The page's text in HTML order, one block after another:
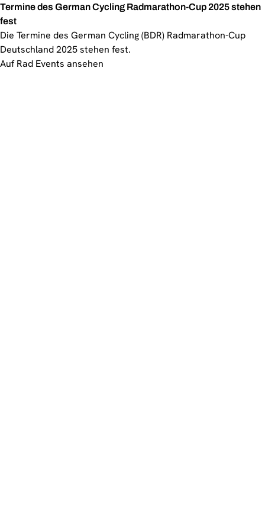
Termine des German Cycling Radmarathon-Cup 2025 stehen
fest
Die Termine des German Cycling (BDR) Radmarathon-Cup
Deutschland 2025 stehen fest.
Auf Rad Events ansehen